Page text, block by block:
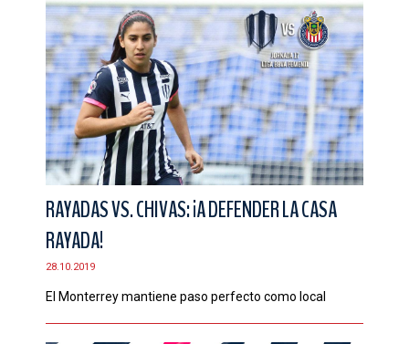
RAYADAS VS. CHIVAS: ¡A DEFENDER LA CASA
RAYADA!
28.10.2019
El Monterrey mantiene paso perfecto como local